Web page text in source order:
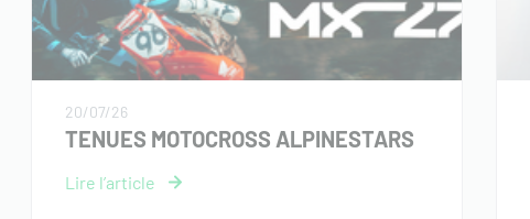
20/07/26
TENUES MOTOCROSS ALPINESTARS